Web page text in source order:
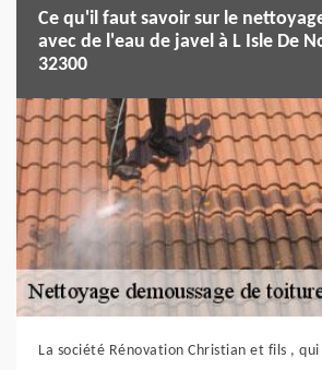
Ce qu'il faut savoir sur le
avec de l'eau de javel à L Isle De
32300
La société Rénovation Christian et fils ,